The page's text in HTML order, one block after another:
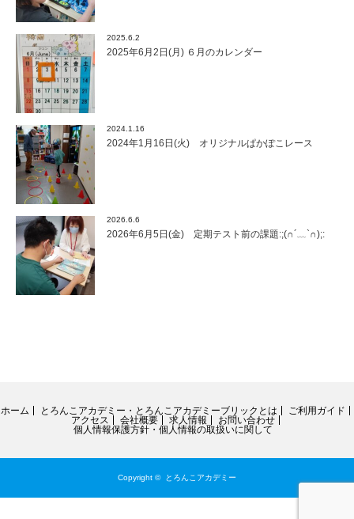
2025.6.2
2025年6月2日(月) ６月のカレンダー
2024.1.16
2024年1月16日(火) オリジナルぱかぽこレース
2026.6.6
2026年6月5日(金) 定期テスト前の課題:;(∩´﹏`∩);:
ホーム とろんこアカデミー・とろんこアカデミーブリックとは
ご利用ガイド
アクセス
会社概要 求人情報
お問い合わせ
個人情報保護方針・個人情報の取扱いに関して
Copyright © とろんこアカデミー